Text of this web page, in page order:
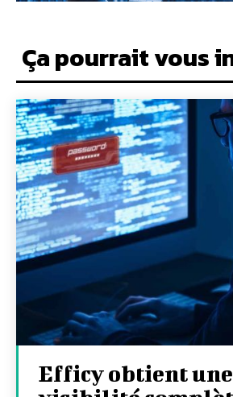
Ça pourrait vous
Efficy obtient une